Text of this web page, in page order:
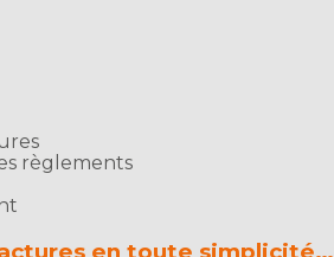
règlements